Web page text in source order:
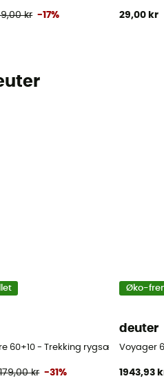
kr -17% 29,00 kr
60+10 - Trekking rygsæk - Herrer
kr -31%
Øko-
deuter
Voyager
1943,93